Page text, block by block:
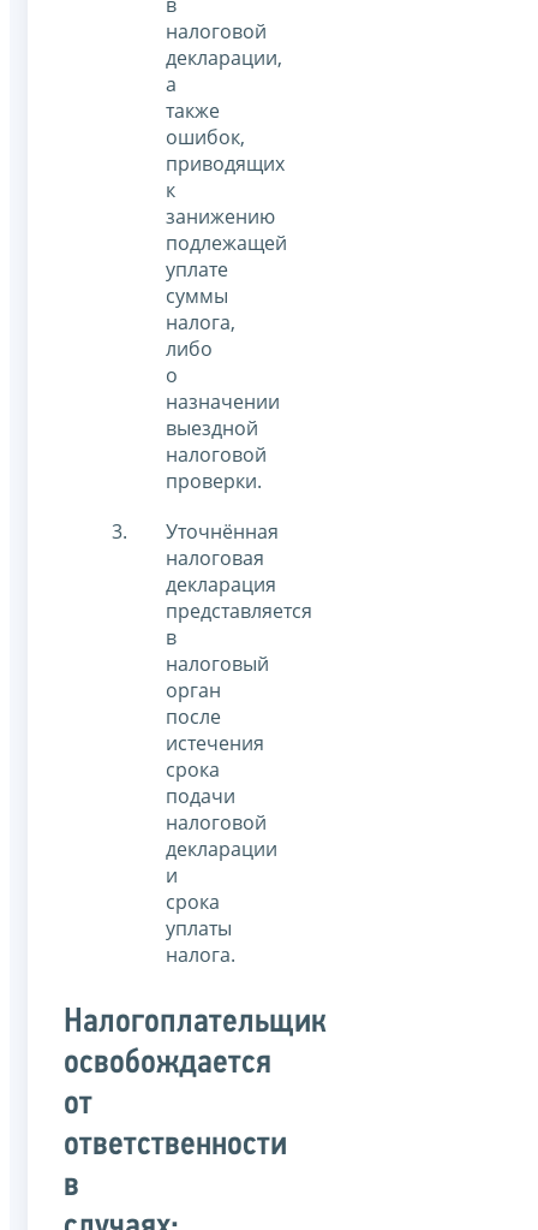
налоговой
декларации,
а
также
ошибок,
приводящих
к
занижению
подлежащей
уплате
суммы
налога,
либо
о
назначении
выездной
налоговой
проверки.
Уточнённая
налоговая
декларация
представляется
в
налоговый
орган
после
истечения
срока
подачи
налоговой
декларации
и
срока
уплаты
налога.
Налогоплательщик
освобождается
от
ответственности
в